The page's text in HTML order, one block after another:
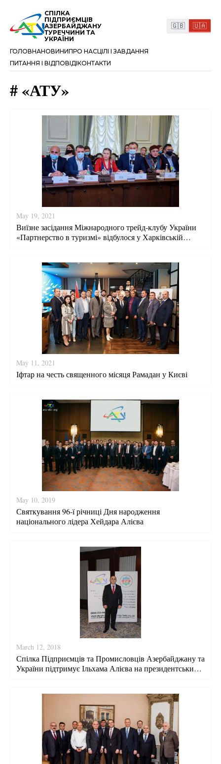
СПІЛКА
ПІДПРИЄМЦІВ
АЗЕРБАЙДЖАНУ
ТУРЕЧЧИНИ ТА
УКРАЇНИ
🇬🇧 🇺🇦
ГОЛОВНАНОВИНИПРО НАСЦІЛІ І ЗАВДАННЯ
ПИТАННЯ І ВІДПОВІДІКОНТАКТИ
#«АТУ»
May 19, 2021
Виїзне засідання Міжнародного трейд-клубу України
«Партнерство в туризмі» відбулося у Харківській
May 11, 2021
Іфтар на честь священного місяця Рамадан у Києві
May 10, 2019
Святкування 96-ї річниці Дня народження
національного лідера Хейдара Алієва
March 12, 2018
Спілка Підприємців та Промисловців Азербайджану та
України підтримує Ільхама Алієва на президентських